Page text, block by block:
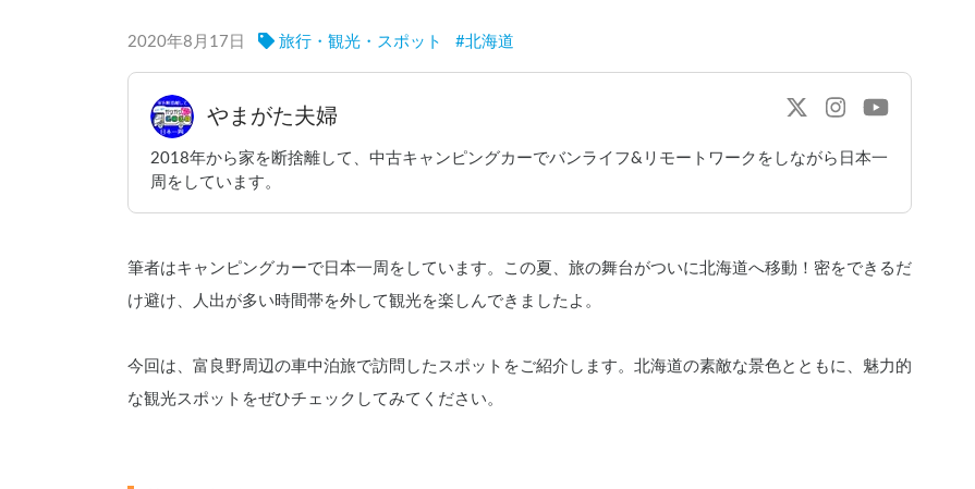
2020年8月17日 旅行・観光・スポット #北海道
やまがた夫婦
2018年から家を断捨離して、中古キャンピングカーでバンライフ&リモートワークをしながら日本一
周をしています。
筆者はキャンピングカーで日本一周をしています。この夏、旅の舞台がついに北海道へ移動！密をできるだ
け避け、人出が多い時間帯を外して観光を楽しんできましたよ。
今回は、富良野周辺の車中泊旅で訪問したスポットをご紹介します。北海道の素敵な景色とともに、魅力的
な観光スポットをぜひチェックしてみてください。